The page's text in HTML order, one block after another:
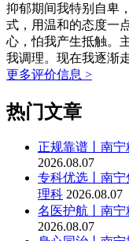
抑郁期间我特别自卑
式，用温和的态度一
心，怕我产生抵触。
我调理。现在我逐渐
更多评价信息 >
热门文章
正规靠谱丨南
2026.08.07
专科优选丨南
理科 2026.08.07
名医护航丨南
2026.08.07